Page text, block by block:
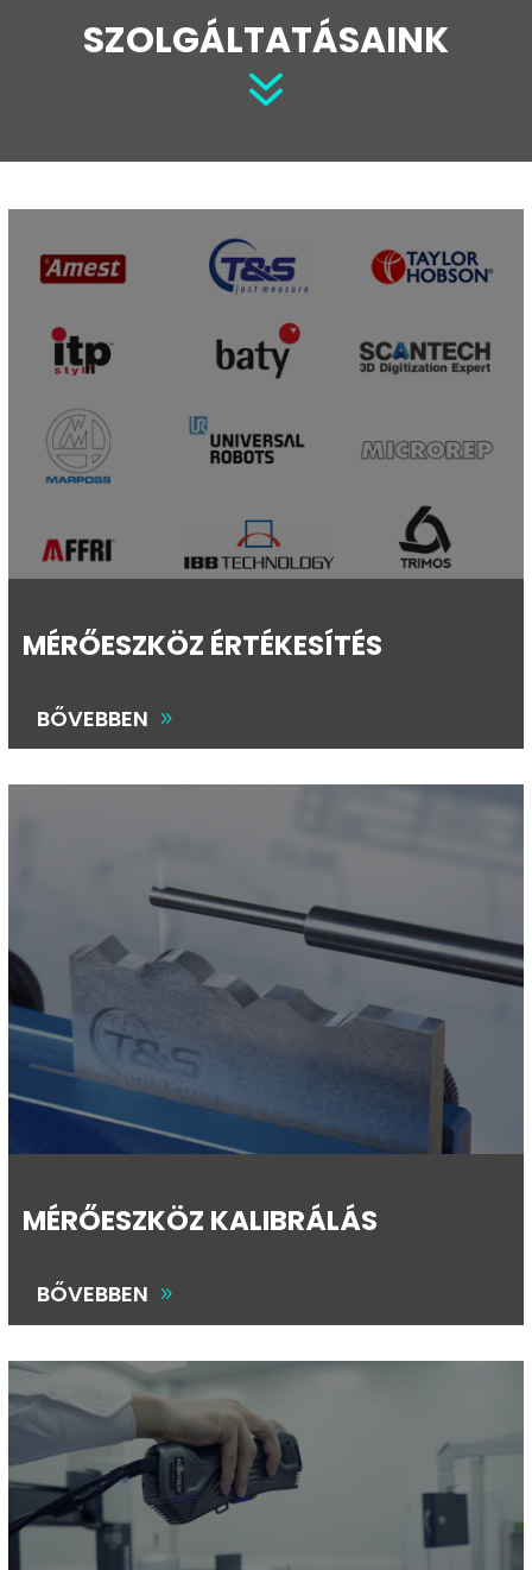
SZOLGÁLTATÁSAINK
7
MÉRŐESZKÖZ ÉRTÉKESÍTÉS
BŐVEBBEN
MÉRŐESZKÖZ KALIBRÁLÁS
BŐVEBBEN